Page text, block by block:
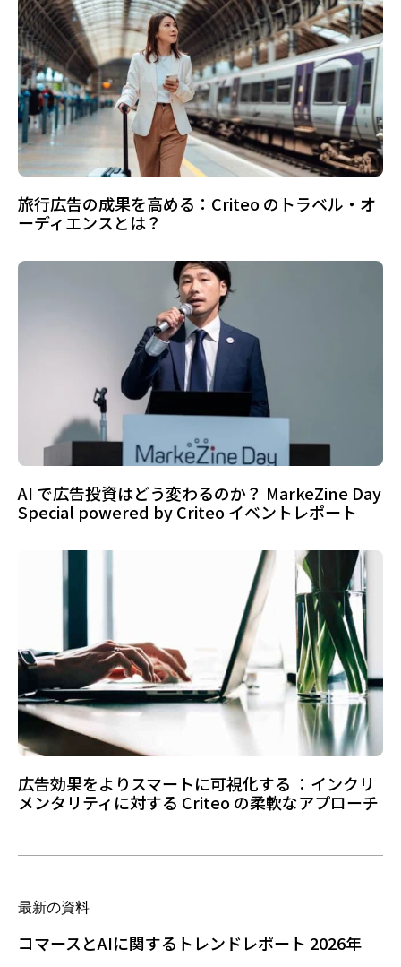
旅行広告の成果を高める：Criteo のトラベル・オ
ーディエンスとは？
AI で広告投資はどう変わるのか？ MarkeZine Day
Special powered by Criteo イベントレポート
広告効果をよりスマートに可視化する ：インクリ
メンタリティに対する Criteo の柔軟なアプローチ
最新の資料
コマースとAIに関するトレンドレポート 2026年